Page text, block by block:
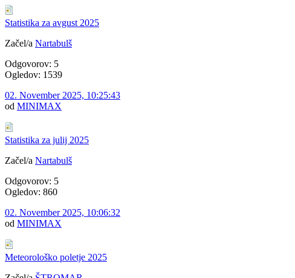
Statistika za avgust 2025
Začel/a Nartabulš
Odgovorov: 5
Ogledov: 1539
02. November 2025, 10:25:43
od MINIMAX
Statistika za julij 2025
Začel/a Nartabulš
Odgovorov: 5
Ogledov: 860
02. November 2025, 10:06:32
od MINIMAX
Meteorološko poletje 2025